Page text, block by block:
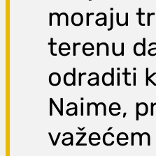
moraju
terenu
odraditi
Naime,
važećem